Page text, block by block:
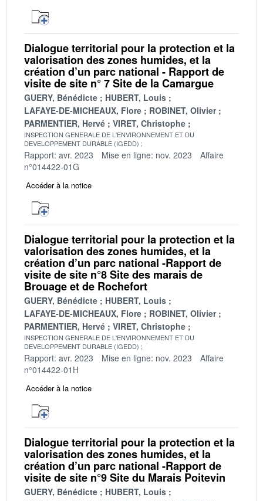
Dialogue territorial pour la protection et la
valorisation des zones humides, et la
création d’un parc national - Rapport de
visite de site n° 7 Site de la Camargue
GUERY, Bénédicte
HUBERT, Louis
LAFAYE-DE-MICHEAUX, Flore
ROBINET, Olivier
PARMENTIER, Hervé
VIRET, Christophe
INSPECTION GENERALE DE L'ENVIRONNEMENT ET DU
DEVELOPPEMENT DURABLE (IGEDD)
Rapport: avr. 2023 Mise en ligne: nov. 2023
Affaire
n°014422-01G
Accéder à la notice
Dialogue territorial pour la protection et la
valorisation des zones humides, et la
création d’un parc national -Rapport de
visite de site n°8 Site des marais de
Brouage et de Rochefort
GUERY, Bénédicte
HUBERT, Louis
LAFAYE-DE-MICHEAUX, Flore
ROBINET, Olivier
PARMENTIER, Hervé
VIRET, Christophe
INSPECTION GENERALE DE L'ENVIRONNEMENT ET DU
DEVELOPPEMENT DURABLE (IGEDD)
Rapport: avr. 2023 Mise en ligne: nov. 2023
Affaire
n°014422-01H
Accéder à la notice
Dialogue territorial pour la protection et la
valorisation des zones humides, et la
création d’un parc national -Rapport de
visite de site n°9 Site du Marais Poitevin
GUERY, Bénédicte
HUBERT, Louis